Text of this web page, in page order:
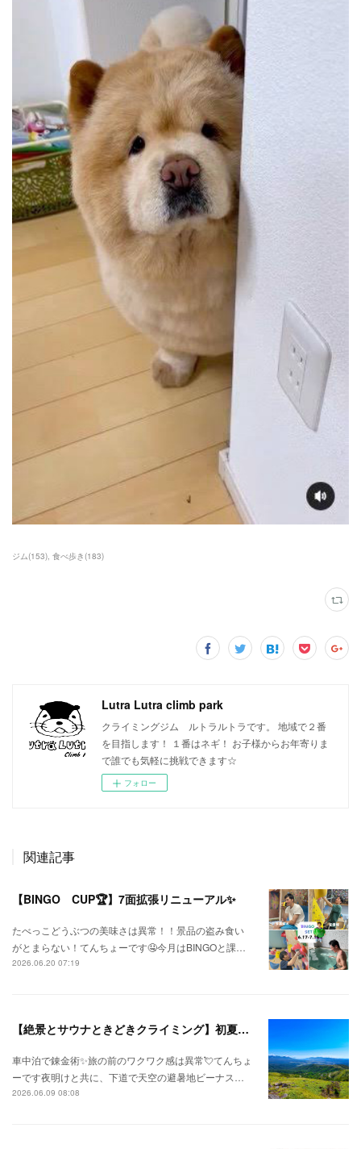
ジム(153) 食べ歩き(183)
Lutra Lutra climb park
クライミングジム ルトラルトラです。 地域で２番
を目指します！ １番はネギ！ お子様からお年寄りま
で誰でも気軽に挑戦できます☆
フォロー
関連記事
【BINGO CUP🏆】7面拡張リニューアル✨
たべっこどうぶつの美味さは異常！！景品の盗み食い
がとまらない！てんちょーです🤤今月はBINGOと課…
2026.06.20 07:19
【絶景とサウナときどきクライミング】初夏の信州ひとり旅⛅
車中泊で錬金術✨旅の前のワクワク感は異常💘てんちょ
ーです夜明けと共に、下道で天空の避暑地ビーナス…
2026.06.09 08:08